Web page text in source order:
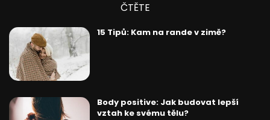
ČTĚTE
15 Tipů: Kam na rande v zimě?
Body positive: Jak budovat lepší
vztah ke svému tělu?